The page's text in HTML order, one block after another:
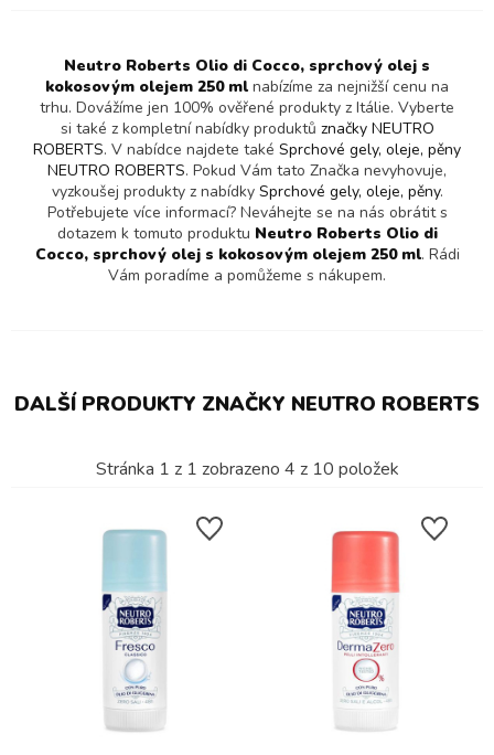
Neutro Roberts Olio di Cocco, sprchový olej s
kokosovým olejem 250 ml nabízíme za nejnižší cenu na
trhu. Dovážíme jen 100% ověřené produkty z Itálie. Vyberte
si také z kompletní nabídky produktů značky NEUTRO
ROBERTS. V nabídce najdete také Sprchové gely, oleje, pěny
NEUTRO ROBERTS. Pokud Vám tato Značka nevyhovuje,
vyzkoušej produkty z nabídky Sprchové gely, oleje, pěny.
Potřebujete více informací? Neváhejte se na nás obrátit s
dotazem k tomuto produktu Neutro Roberts Olio di
Cocco, sprchový olej s kokosovým olejem 250 ml. Rádi
Vám poradíme a pomůžeme s nákupem.
DALŠÍ PRODUKTY ZNAČKY NEUTRO ROBERTS
Stránka 1 z 1 zobrazeno 4 z 10 položek